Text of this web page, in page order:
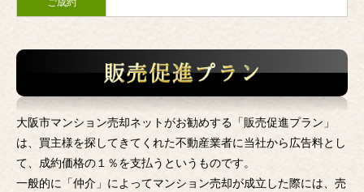
ご成約
大阪市マンション売却ネットがお勧めする「販売促進プラン」
は、買主様を探してきてくれた不動産業者に当社から広告料とし
て、成約価格の１％を支払うというものです。
一般的に「仲介」によってマンション売却が成立した際には、売